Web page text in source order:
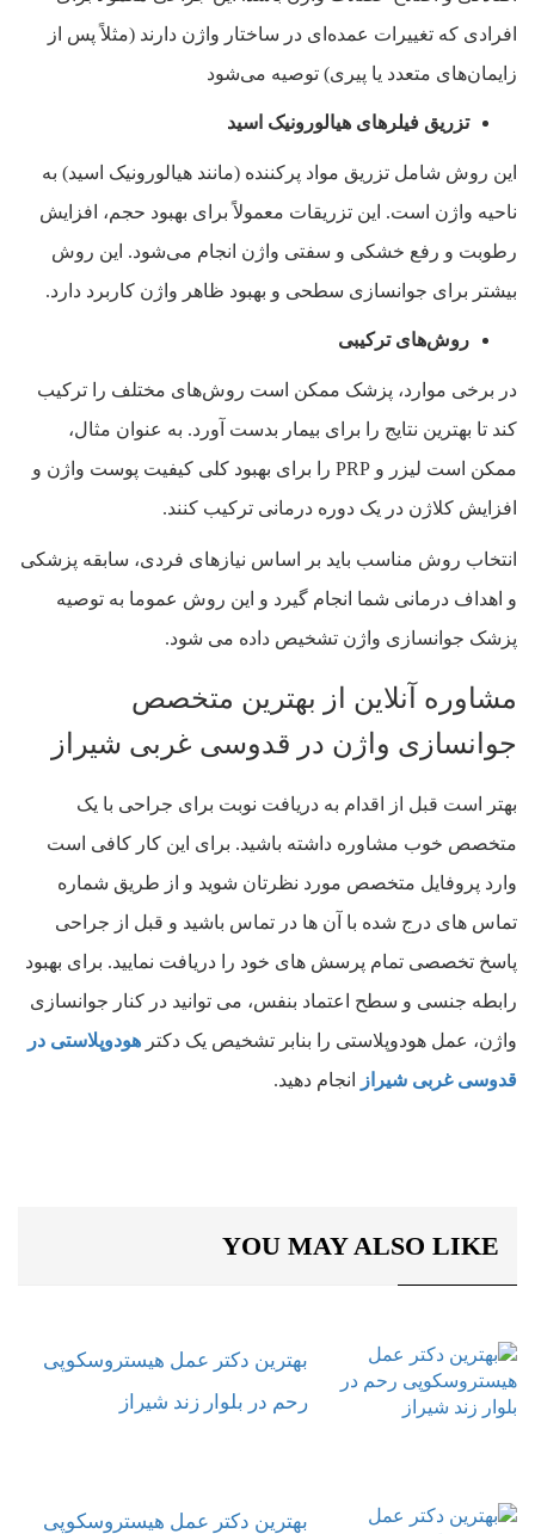
افرادی که تغییرات عمده‌ای در ساختار واژن دارند (مثلاً پس از
زایمان‌های متعدد یا پیری) توصیه می‌شود
تزریق فیلرهای هیالورونیک اسید
این روش شامل تزریق مواد پرکننده (مانند هیالورونیک اسید) به
ناحیه واژن است. این تزریقات معمولاً برای بهبود حجم، افزایش
رطوبت و رفع خشکی و سفتی واژن انجام می‌شود. این روش
بیشتر برای جوانسازی سطحی و بهبود ظاهر واژن کاربرد دارد.
روش‌های ترکیبی
در برخی موارد، پزشک ممکن است روش‌های مختلف را ترکیب
کند تا بهترین نتایج را برای بیمار بدست آورد. به عنوان مثال،
ممکن است لیزر و PRP را برای بهبود کلی کیفیت پوست واژن و
افزایش کلاژن در یک دوره درمانی ترکیب کنند.
انتخاب روش مناسب باید بر اساس نیازهای فردی، سابقه پزشکی
و اهداف درمانی شما انجام گیرد و این روش عموما به توصیه
پزشک جوانسازی واژن تشخیص داده می شود.
مشاوره آنلاین از بهترین متخصص
جوانسازی واژن در قدوسی غربی شیراز
بهتر است قبل از اقدام به دریافت نوبت برای جراحی با یک
متخصص خوب مشاوره داشته باشید. برای این کار کافی است
وارد پروفایل متخصص مورد نظرتان شوید و از طریق شماره
تماس های درج شده با آن ها در تماس باشید و قبل از جراحی
پاسخ تخصصی تمام پرسش های خود را دریافت نمایید. برای بهبود
رابطه جنسی و سطح اعتماد بنفس، می توانید در کنار جوانسازی
واژن، عمل هودوپلاستی را بنابر تشخیص یک دکتر هودوپلاستی در
قدوسی غربی شیراز
انجام دهید.
YOU MAY ALSO LIKE
بهترین دکتر عمل هیستروسکوپی
رحم در بلوار زند شیراز
بهترین دکتر عمل هیستروسکوپی